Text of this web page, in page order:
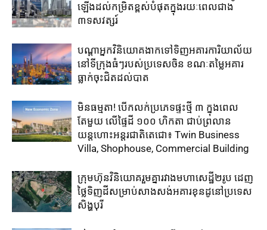
ឡើង​ដល់​កម្រិត​ខ្ពស់​បំផុត​ក្នុង​រយៈ​ពេល​ជាង​
៣ទសវត្សរ៍​
បណ្តាអ្នកវិនិយោគ​ងាក​ទៅ​ទិញ​អគារការិយាល័យ​
នៅ​ទីក្រុង​ធំៗ​របស់​ប្រទេសចិន ​ខណៈតម្លៃអគារ
ធ្លាក់​ចុះ​ជិត​ដល់​បាត
មិនធម្មតា! បើកលក់ប្រភេទផ្ទះថ្មី ៣ ក្នុងពេល
តែមួយ លើផ្ទៃដី ១០០ ហិកតា ​ជាប់​ព្រលាន
យន្តហោះ​អន្តរជាតិតេជោ៖ ​Twin Business
Villa, Shophouse, Commercial Building
ក្រុមហ៊ុន​វិនិយោគ​រួម​គ្នា​រវាង​មហាសេដ្ឋី២រូប ​ដេញ​
ថ្លៃ​ទិញ​ដី​សម្រាប់​សាងសង់​អគារខុនដូ​នៅ​ប្រទេស​
សិង្ហបុរី​